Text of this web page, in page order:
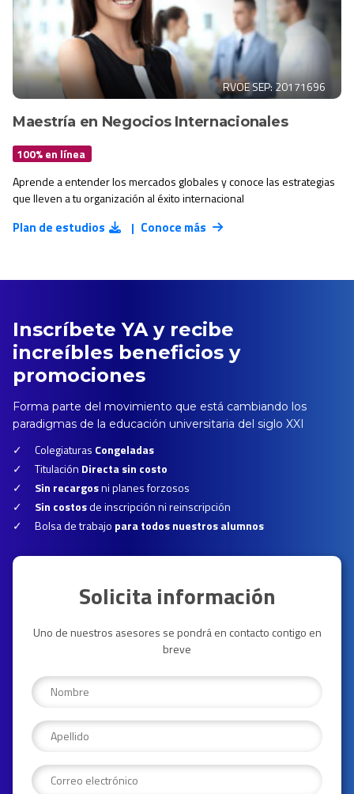
RVOE SEP: 20171696
Maestría en Negocios Internacionales
100% en línea
Aprende a entender los mercados globales y conoce las estrategias
que lleven a tu organización al éxito internacional
Plan de estudios | Conoce más
Inscríbete YA y recibe
increíbles beneficios y
promociones
Forma parte del movimiento que está cambiando los
paradigmas de la educación universitaria del siglo XXI
Colegiaturas Congeladas
Titulación Directa sin costo
Sin recargosni planes forzosos
Sin costosde inscripción ni reinscripción
Bolsa de trabajo para todos nuestros alumnos
Solicita información
Uno de nuestros asesores se pondrá en contacto contigo en
breve